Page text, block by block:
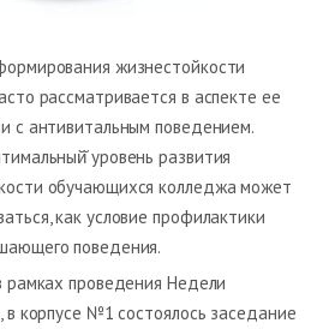
жизнестойкости
рассматривается в аспекте ее
с антивитальным поведением.
уровень развития
обучающихся колледжа может
как условие профилактики
поведения.
рамках проведения Недели
в корпусе №1 состоялось заседание